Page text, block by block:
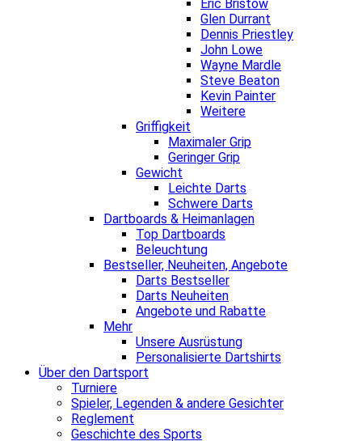
Eric Bristow
Glen Durrant
Dennis Priestley
John Lowe
Wayne Mardle
Steve Beaton
Kevin Painter
Weitere
Griffigkeit
Maximaler Grip
Geringer Grip
Gewicht
Leichte Darts
Schwere Darts
Dartboards & Heimanlagen
Top Dartboards
Beleuchtung
Bestseller, Neuheiten, Angebote
Darts Bestseller
Darts Neuheiten
Angebote und Rabatte
Mehr
Unsere Ausrüstung
Personalisierte Dartshirts
Über den Dartsport
Turniere
Spieler, Legenden & andere Gesichter
Reglement
Geschichte des Sports